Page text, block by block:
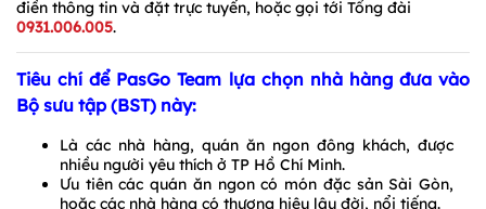
điền thông tin và đặt trực tuyến, hoặc gọi tới Tổng đài
0931.006.005.
Tiêu chí để PasGo Team lựa chọn nhà hàng đưa vào
Bộ sưu tập (BST) này:
Là các nhà hàng, quán ăn ngon đông khách, được
nhiều người yêu thích ở TP Hồ Chí Minh.
Ưu tiên các quán ăn ngon có món đặc sản Sài Gòn,
hoặc các nhà hàng có thương hiệu lâu đời, nổi tiếng.